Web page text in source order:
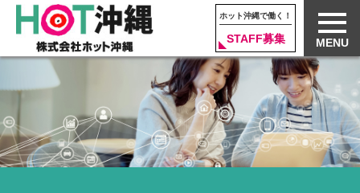
ホット沖縄で働く！
STAFF募集 MENU